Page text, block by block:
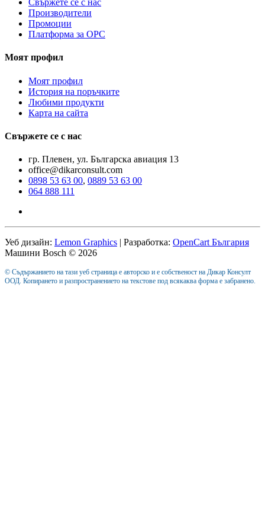
Свържете се с нас
Производители
Промоции
Платформа за ОРС
Моят профил
Моят профил
История на поръчките
Любими продукти
Карта на сайта
Свържете се с нас
гр. Плевен, ул. Българска авиация 13
office@dikarconsult.com
0898 53 63 00, 0889 53 63 00
064 888 111
Уеб дизайн: Lemon Graphics | Разработка: OpenCart България
Машини Bosch © 2026
© Съдържанието на тази уеб страница е авторско и е собственост на Дикар Консулт
ООД. Копирането и разпространението на текстове под всякаква форма е забранено.